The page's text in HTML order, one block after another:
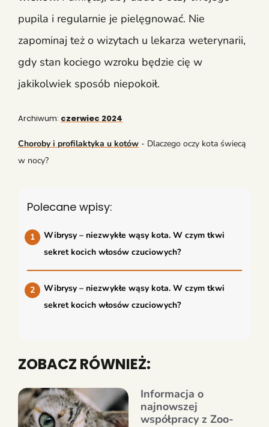
pupila i regularnie je pielęgnować. Nie
zapominaj też o wizytach u lekarza weterynarii,
gdy stan kociego wzroku będzie cię w
jakikolwiek sposób niepokoił.
Archiwum: czerwiec 2024
Choroby i profilaktyka u kotów - Dlaczego oczy kota świecą
w nocy?
Polecane wpisy:
Wibrysy – niezwykłe wąsy kota. W czym tkwi
sekret kocich włosów czuciowych?
Wibrysy – niezwykłe wąsy kota. W czym tkwi
sekret kocich włosów czuciowych?
ZOBACZ RÓWNIEŻ:
Informacja o
najnowszej
współpracy z Zoo-